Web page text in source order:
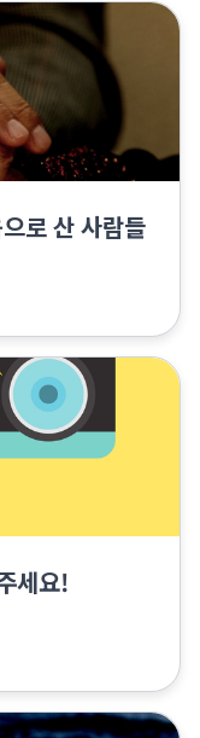
로 산 사람들
세요!